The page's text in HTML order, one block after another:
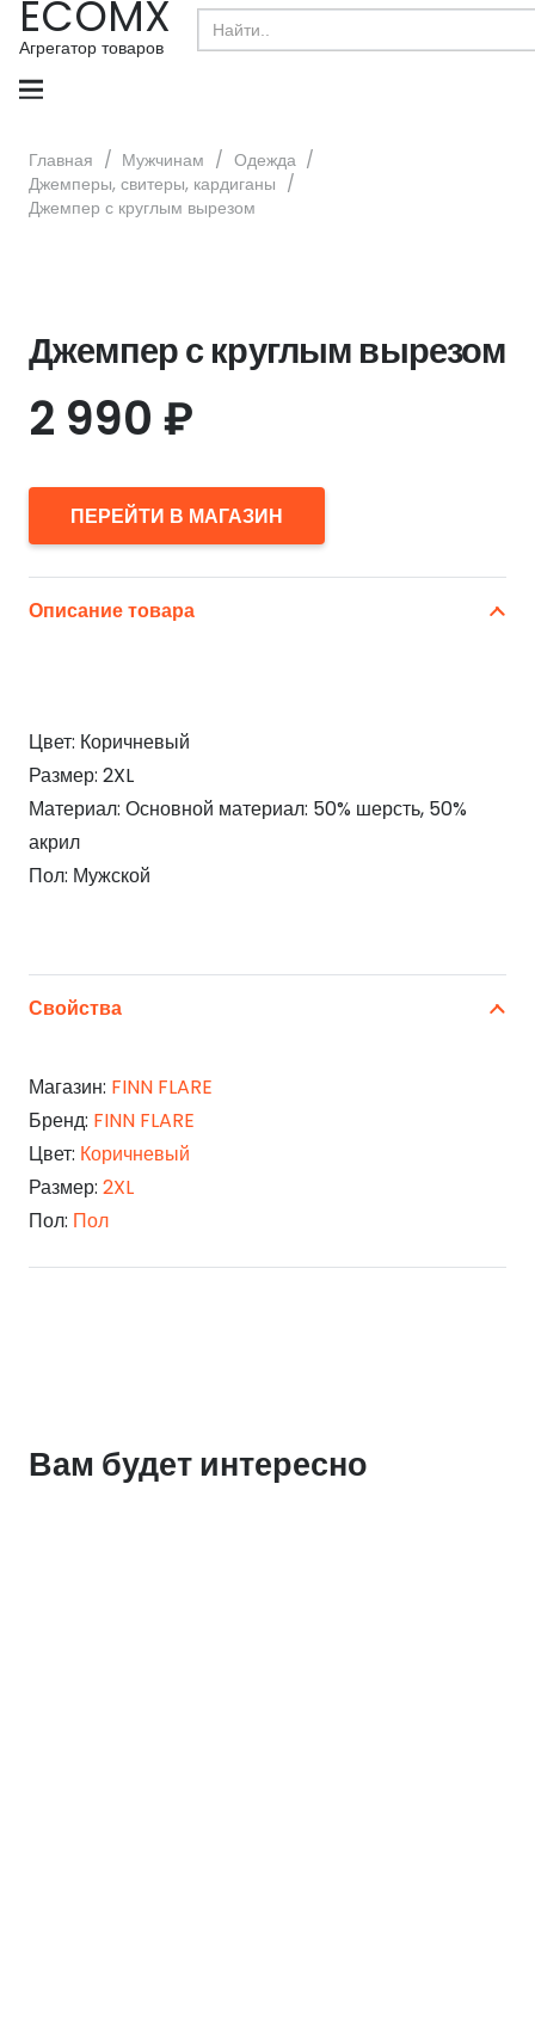
ECOMX
Агрегатор товаров
Search
for:
Главная / Мужчинам / Одежда /
Джемперы, свитеры, кардиганы /
Джемпер с круглым вырезом
Джемпер с круглым вырезом
2 990 ₽
ПЕРЕЙТИ В МАГАЗИН
Описание товара
Цвет: Коричневый
Размер: 2XL
Материал: Основной материал: 50% шерсть, 50%
акрил
Пол: Мужской
Свойства
Магазин: FINN FLARE
Бренд: FINN FLARE
Цвет: Коричневый
Размер: 2XL
Пол: Пол
Вам будет интересно